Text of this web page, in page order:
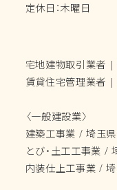
定休日：木曜日
宅地建物取引業者 |
賃貸住宅管理業者 |
〈一般建設業〉
建築工事業 / 埼玉県
とび・土工工事業 /
内装仕上工事業 / 埼